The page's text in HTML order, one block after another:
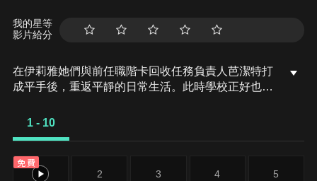
我的星等
影片給分
在伊莉雅她們與前任職階卡回收任務負責人芭潔特打
成平手後，重返平靜的日常生活。此時學校正好也開
歡笑的魔法少女們日常生活故事即將邁入最高潮！
1 - 10
免費
1 2 3 4 5